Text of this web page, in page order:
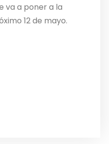
va a poner a la
12 de mayo.
con las mejoras
en la edición que